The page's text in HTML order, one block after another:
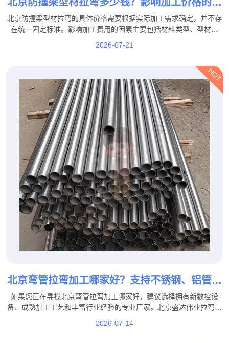
素都有哪些？
北京防撞梁型材拉弯的具体价格需要根据实际加工需求确定，并不存
在统一固定标准。影响加工费用的因素主要包括材料类型、型材规
2026-07-21
HOT
北京弯管拉弯加工哪家好？支持不锈钢、铝管、
方管拉弯定制
如果您正在寻找北京弯管拉弯加工哪家好，建议选择拥有新数控设
备、成熟加工工艺和丰富行业经验的专业厂家。北京盛达伟业拉弯厂
2026-07-14